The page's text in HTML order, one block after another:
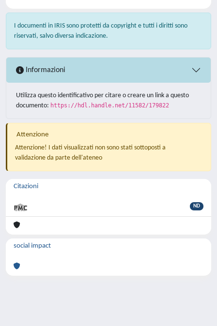
I documenti in IRIS sono protetti da copyright e tutti i diritti sono
riservati, salvo diversa indicazione.
Informazioni
Utilizza questo identificativo per citare o creare un link a questo
documento: https://hdl.handle.net/11582/179822
Attenzione
Attenzione! I dati visualizzati non sono stati sottoposti a
validazione da parte dell'ateneo
Citazioni
ND
social impact